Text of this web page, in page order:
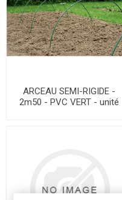
ARCEAU SEMI-RIGIDE -
2m50 - PVC VERT - unité